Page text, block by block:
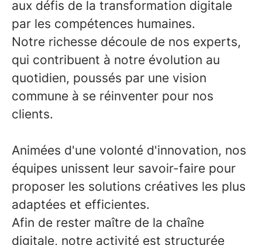
aux défis de la transformation digitale
par les compétences humaines.
Notre richesse découle de nos experts,
qui contribuent à notre évolution au
quotidien, poussés par une vision
commune à se réinventer pour nos
clients.
Animées d'une volonté d'innovation, nos
équipes unissent leur savoir-faire pour
proposer les solutions créatives les plus
adaptées et efficientes.
Afin de rester maître de la chaîne
digitale, notre activité est structurée